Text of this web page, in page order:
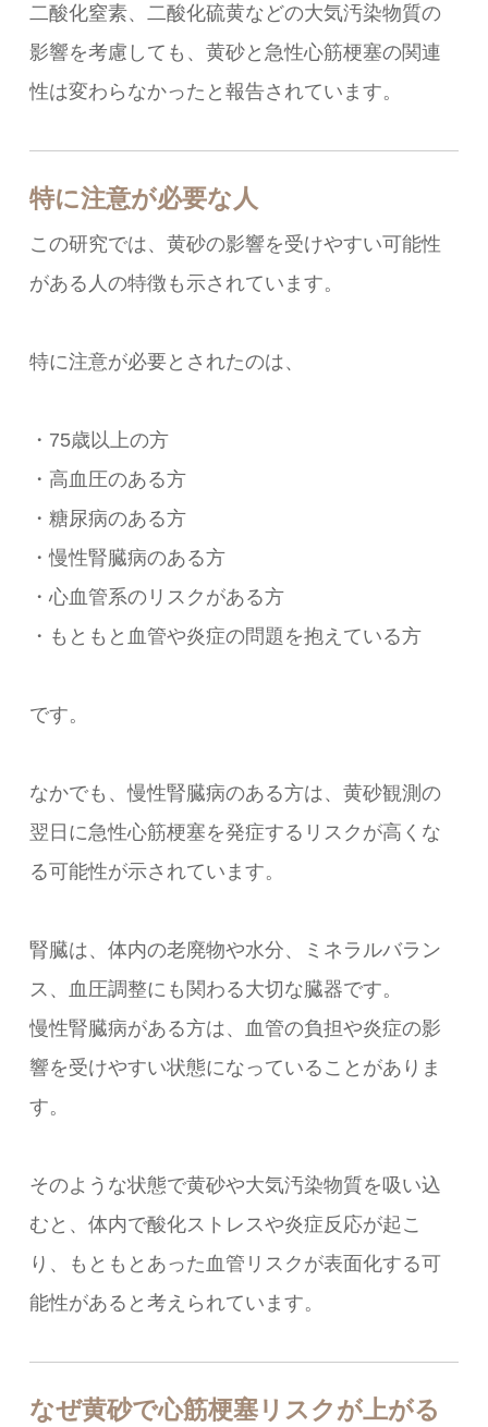
二酸化窒素、二酸化硫黄などの大気汚染物質の
影響を考慮しても、黄砂と急性心筋梗塞の関連
性は変わらなかったと報告されています。
特に注意が必要な人
この研究では、黄砂の影響を受けやすい可能性
がある人の特徴も示されています。
特に注意が必要とされたのは、
・75歳以上の方
・高血圧のある方
・糖尿病のある方
・慢性腎臓病のある方
・心血管系のリスクがある方
・もともと血管や炎症の問題を抱えている方
です。
なかでも、慢性腎臓病のある方は、黄砂観測の
翌日に急性心筋梗塞を発症するリスクが高くな
る可能性が示されています。
腎臓は、体内の老廃物や水分、ミネラルバラン
ス、血圧調整にも関わる大切な臓器です。
慢性腎臓病がある方は、血管の負担や炎症の影
響を受けやすい状態になっていることがありま
す。
そのような状態で黄砂や大気汚染物質を吸い込
むと、体内で酸化ストレスや炎症反応が起こ
り、もともとあった血管リスクが表面化する可
能性があると考えられています。
なぜ黄砂で心筋梗塞リスクが上がる